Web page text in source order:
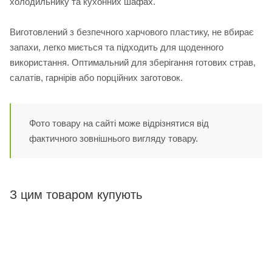
Виготовлений з безпечного харчового пластику, не вбирає
запахи, легко миється та підходить для щоденного
використання. Оптимальний для зберігання готових страв,
салатів, гарнірів або порційних заготовок.
Фото товару на сайті може відрізнятися від
фактичного зовнішнього вигляду товару.
З цим товаром купують